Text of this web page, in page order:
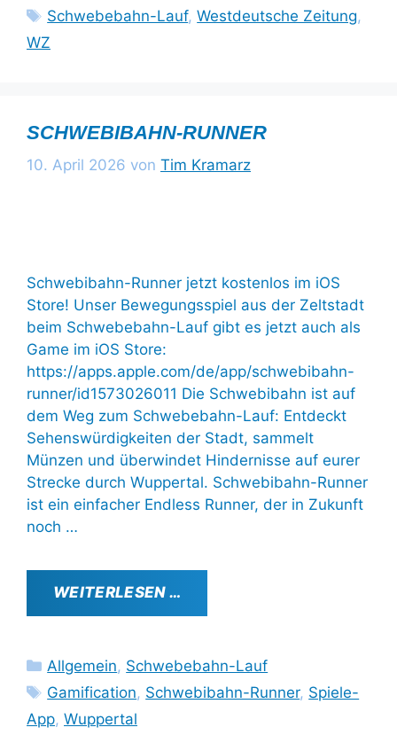
Schlagwörter
Schwebebahn-Lauf,Westdeutsche Zeitung,
WZ
SCHWEBIBAHN-RUNNER
10. April 2026 von Tim Kramarz
Schwebibahn-Runner jetzt kostenlos im iOS
Store! Unser Bewegungsspiel aus der Zeltstadt
beim Schwebebahn-Lauf gibt es jetzt auch als
Game im iOS Store:
https://apps.apple.com/de/app/schwebibahn-
runner/id1573026011 Die Schwebibahn ist auf
dem Weg zum Schwebebahn-Lauf: Entdeckt
Sehenswürdigkeiten der Stadt, sammelt
Münzen und überwindet Hindernisse auf eurer
Strecke durch Wuppertal. Schwebibahn-Runner
ist ein einfacher Endless Runner, der in Zukunft
noch …
WEITERLESEN …
Kategorien
Allgemein, Schwebebahn-Lauf
Schlagwörter
Gamification, Schwebibahn-Runner, Spiele-
App, Wuppertal